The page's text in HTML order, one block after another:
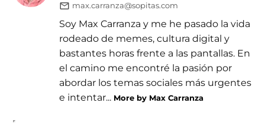
max.carranza@sopitas.com
Soy Max Carranza y me he pasado la vida
rodeado de memes, cultura digital y
bastantes horas frente a las pantallas. En
el camino me encontré la pasión por
abordar los temas sociales más urgentes
e intentar... More by Max Carranza